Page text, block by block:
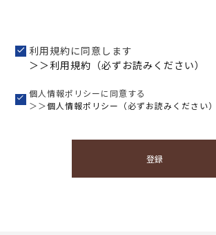
利用規約に同意します
＞＞利用規約（必ずお読みください）
個人情報ポリシーに同意する
＞＞個人情報ポリシー（必ずお読みください）
登録